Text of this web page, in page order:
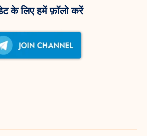
के लिए हमें फ़ॉलो करें